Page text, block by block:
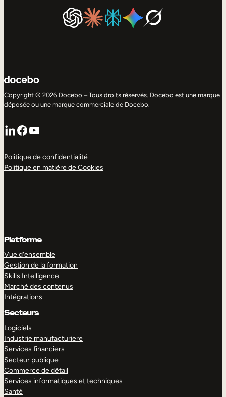
Copyright © 2026 Docebo – Tous droits réservés. Docebo est une marque
déposée ou une marque commerciale de Docebo.
LinkedIn
Facebook
YouTube
Politique de confidentialité
Politique en matière de Cookies
Platforme
Vue d’ensemble
Gestion de la formation
Skills Intelligence
Marché des contenus
Intégrations
Secteurs
Logiciels
Industrie manufacturiere
Services financiers
Secteur publique
Commerce de détail
Services informatiques et techniques
Santé